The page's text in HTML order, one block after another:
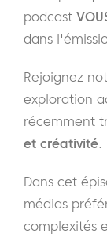
podcast
dans
Rejoignez
exploration
récemment
et créativité.
Dans cet
médias
complexités